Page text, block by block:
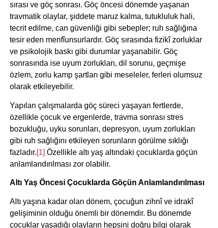
sırası ve göç sonrası. Göç öncesi dönemde yaşanan
travmatik olaylar, şiddete maruz kalma, tutukluluk hali,
tecrit edilme, can güvenliği gibi sebepler; ruh sağlığına
tesir eden menfîunsurlardır. Göç sırasında fizikî zorluklar
ve psikolojik baskı gibi durumlar yaşanabilir. Göç
sonrasında ise uyum zorlukları, dil sorunu, geçmişe
özlem, zorlu kamp şartları gibi meseleler, ferleri olumsuz
olarak etkileyebilir.
Yapılan çalışmalarda göç süreci yaşayan fertlerde,
özellikle çocuk ve ergenlerde, travma sonrası stres
bozukluğu, uyku sorunları, depresyon, uyum zorlukları
gibi ruh sağlığını etkileyen sorunların görülme sıklığı
fazladır.[1] Özellikle altı yaş altındaki çocuklarda göçün
anlamlandırılması zor olabilir.
Altı Yaş Öncesi Çocuklarda Göçün Anlamlandırılması
Altı yaşına kadar olan dönem, çocuğun zihnî ve idrakî
gelişiminin olduğu önemli bir dönemdir. Bu dönemde
çocuklar yaşadığı olayların hepsini doğru bilgi olarak